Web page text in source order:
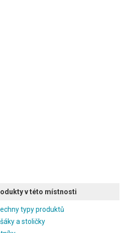
v této místnosti
typy produktů
a stoličky